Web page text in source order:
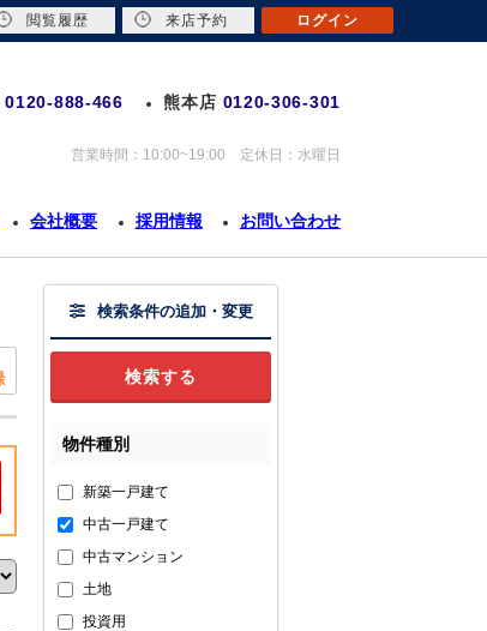
0120-888-466 熊本店 0120-306-301
営業時間：10:00~19:00 定休日：水曜日
会社概要 採用情報 お問い合わせ
検索条件の追加・変更
物件種別
新築一戸建て
中古一戸建て
中古マンション
土地
投資用
閲覧履歴 来店予約 ログイン